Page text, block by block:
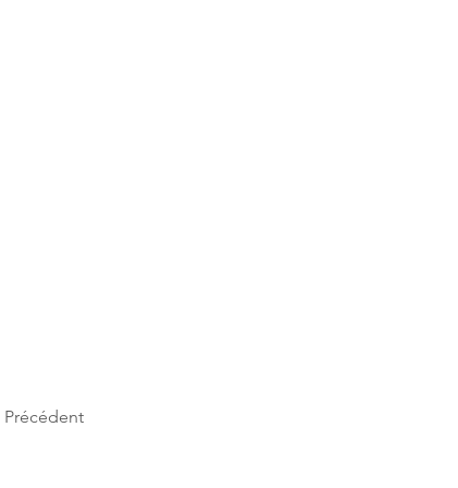
Précédent